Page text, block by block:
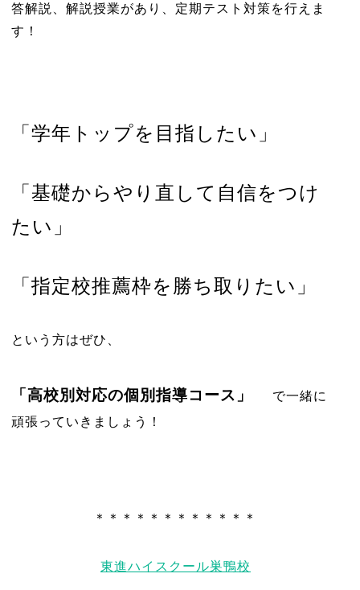
答解説、解説授業があり、定期テスト対策を行えま
す！
「学年トップを目指したい」
「基礎からやり直して自信をつけ
たい」
「指定校推薦枠を勝ち取りたい」
という方はぜひ、
「高校別対応の個別指導コース」
で一緒に
頑張っていきましょう！
＊＊＊＊＊＊＊＊＊＊＊＊
東進ハイスクール巣鴨校